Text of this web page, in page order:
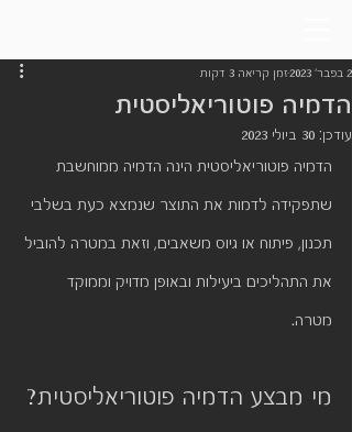
הדמיה פוטוריאליסטית
2 בפבר׳ 2023 זמן קריאה 3 דקות
עודכן: 30 ביולי 2023
הדמיה פוטוריאליסטית הינה הדמיה ממוחשבת
שתפקידה לדמות את התוצר שנמצא כעת בשלבי
תכנון, פיתוח או גיוס משאבים, וזאת במטרה להוביל
את התהליכים ביעילות ובאופן מדויק וממוקד
מטרה.
מי מבצע הדמיה פוטוריאליסטית?